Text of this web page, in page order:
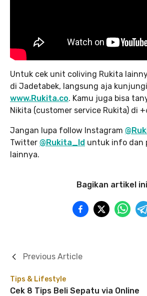
Untuk cek unit coliving Rukita
di Jadetabek, langsung aja
www.Rukita.co. Kamu juga bisa
Nikita (customer service Rukita) di
Jangan lupa follow Instagram
Twitter @Rukita_Id untuk info dan
lainnya.
Bagikan artikel ini
Tips & Lifestyle
Cek 8 Tips Beli Sepatu via Online
Previous Article